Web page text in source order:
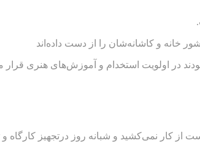
خانه و کاشانه‌شان را از دست داده‌اند
در اولویت استخدام و آموزش‌های هنری قرار
کار نمی‌کشید و شبانه روز درتجهیز کارگاه و